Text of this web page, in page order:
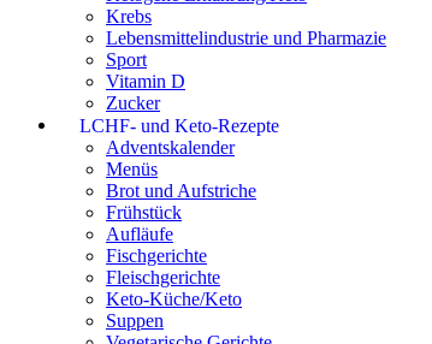
Krebs
Lebensmittelindustrie und Pharmazie
Sport
Vitamin D
Zucker
LCHF- und Keto-Rezepte
Adventskalender
Menüs
Brot und Aufstriche
Frühstück
Aufläufe
Fischgerichte
Fleischgerichte
Keto-Küche/Keto
Suppen